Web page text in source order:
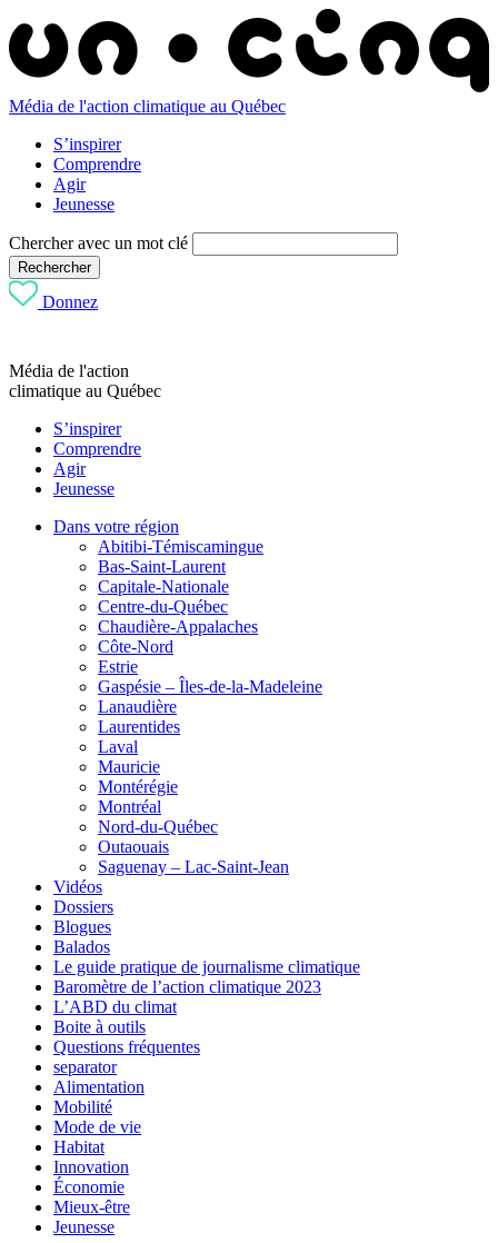
Média de l'action climatique au Québec
S’inspirer
Comprendre
Agir
Jeunesse
Chercher avec un mot clé
Rechercher
Donnez
Média de l'action
climatique au Québec
S’inspirer
Comprendre
Agir
Jeunesse
Dans votre région
Abitibi-Témiscamingue
Bas-Saint-Laurent
Capitale-Nationale
Centre-du-Québec
Chaudière-Appalaches
Côte-Nord
Estrie
Gaspésie – Îles-de-la-Madeleine
Lanaudière
Laurentides
Laval
Mauricie
Montérégie
Montréal
Nord-du-Québec
Outaouais
Saguenay – Lac-Saint-Jean
Vidéos
Dossiers
Blogues
Balados
Le guide pratique de journalisme climatique
Baromètre de l’action climatique 2023
L’ABD du climat
Boite à outils
Questions fréquentes
separator
Alimentation
Mobilité
Mode de vie
Habitat
Innovation
Économie
Mieux-être
Jeunesse